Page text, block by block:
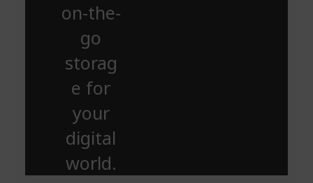
on-the-
go
storag
e for
your
digital
world.